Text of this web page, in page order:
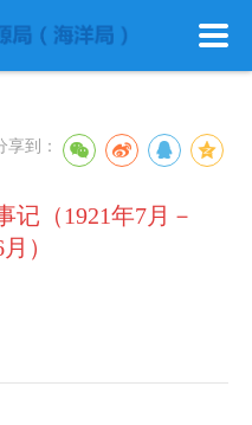
享到：
记（1921年7月－
）